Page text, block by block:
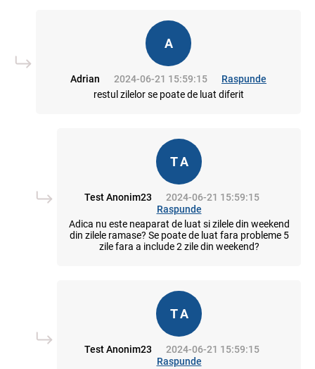
A
Adrian 2024-06-21 15:59:15
Raspunde
restul zilelor se poate de luat diferit
T A
Test Anonim23
2024-06-21 15:59:15
Raspunde
Adica nu este neaparat de luat si zilele din weekend
din zilele ramase? Se poate de luat fara probleme 5
zile fara a include 2 zile din weekend?
T A
Test Anonim23
2024-06-21 15:59:15
Raspunde